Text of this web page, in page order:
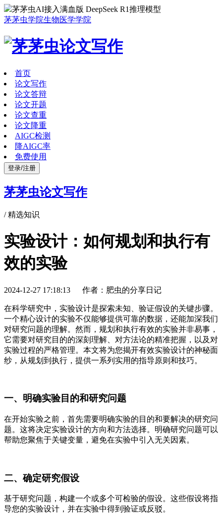
茅茅虫AI接入满血版 DeepSeek R1推理模型
茅茅虫学院生物医学学院
首页
论文写作
论文答辩
论文开题
论文查重
论文降重
AIGC检测
降AIGC率
免费使用
登录/注册
茅茅虫论文写作
/精选知识
实验设计：如何规划和执行有
效的实验
2024-12-27 17:18:13 作者：肥虫的分享日记
在科学研究中，实验设计是探索未知、验证假设的关键步骤。
一个精心设计的实验不仅能够提供可靠的数据，还能加深我们
对研究问题的理解。然而，规划和执行有效的实验并非易事，
它需要对研究目的的深刻理解、对方法论的精准把握，以及对
实验过程的严格管理。本文将为您揭开有效实验设计的神秘面
纱，从规划到执行，提供一系列实用的指导原则和技巧。
一、明确实验目的和研究问题
在开始实验之前，首先需要明确实验的目的和要解决的研究问
题。这将决定实验设计的方向和方法选择。明确研究问题可以
帮助您聚焦于关键变量，避免在实验中引入无关因素。
二、确定研究假设
基于研究问题，构建一个或多个可检验的假设。这些假设将指
导您的实验设计，并在实验中得到验证或反驳。